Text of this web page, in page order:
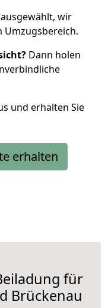
wir
Umzugsbereich.
Dann holen
und erhalten Sie
erhalten
für
Brückenau